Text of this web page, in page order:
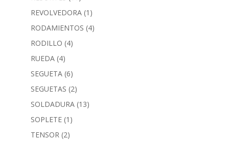
REVOLVEDORA (1)
RODAMIENTOS (4)
RODILLO (4)
RUEDA (4)
SEGUETA (6)
SEGUETAS (2)
SOLDADURA (13)
SOPLETE (1)
TENSOR (2)